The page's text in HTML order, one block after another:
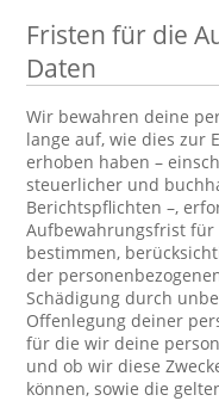
Fristen für die
Daten
Wir bewahren deine
lange auf, wie dies zur
erhoben haben –
steuerlicher und
Berichtspflichten –,
Aufbewahrungsfrist für
bestimmen,
der
Schädigung durch
Offenlegung deiner
für die wir deine
und ob wir diese
können, sowie die